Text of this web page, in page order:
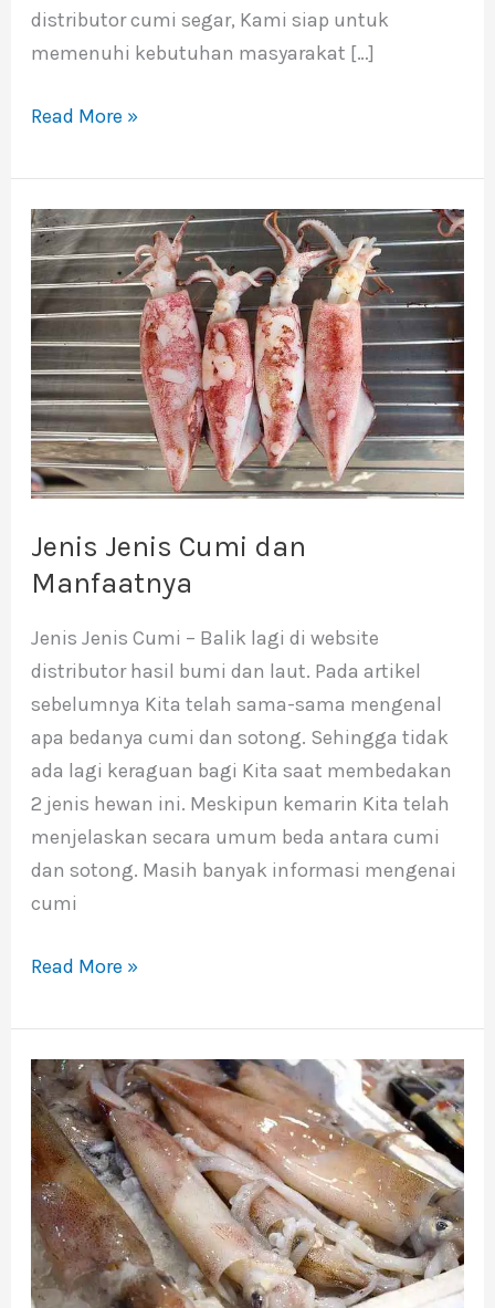
distributor cumi segar, Kami siap untuk
memenuhi kebutuhan masyarakat […]
Read More »
Jenis Jenis Cumi dan
Manfaatnya
Jenis Jenis Cumi – Balik lagi di website
distributor hasil bumi dan laut. Pada artikel
sebelumnya Kita telah sama-sama mengenal
apa bedanya cumi dan sotong. Sehingga tidak
ada lagi keraguan bagi Kita saat membedakan
2 jenis hewan ini. Meskipun kemarin Kita telah
menjelaskan secara umum beda antara cumi
dan sotong. Masih banyak informasi mengenai
cumi
Jenis
Jenis
Cumi
dan
Manfaatnya
Read More »
Apa
Bedanya
Cumi
dan
Sotong?